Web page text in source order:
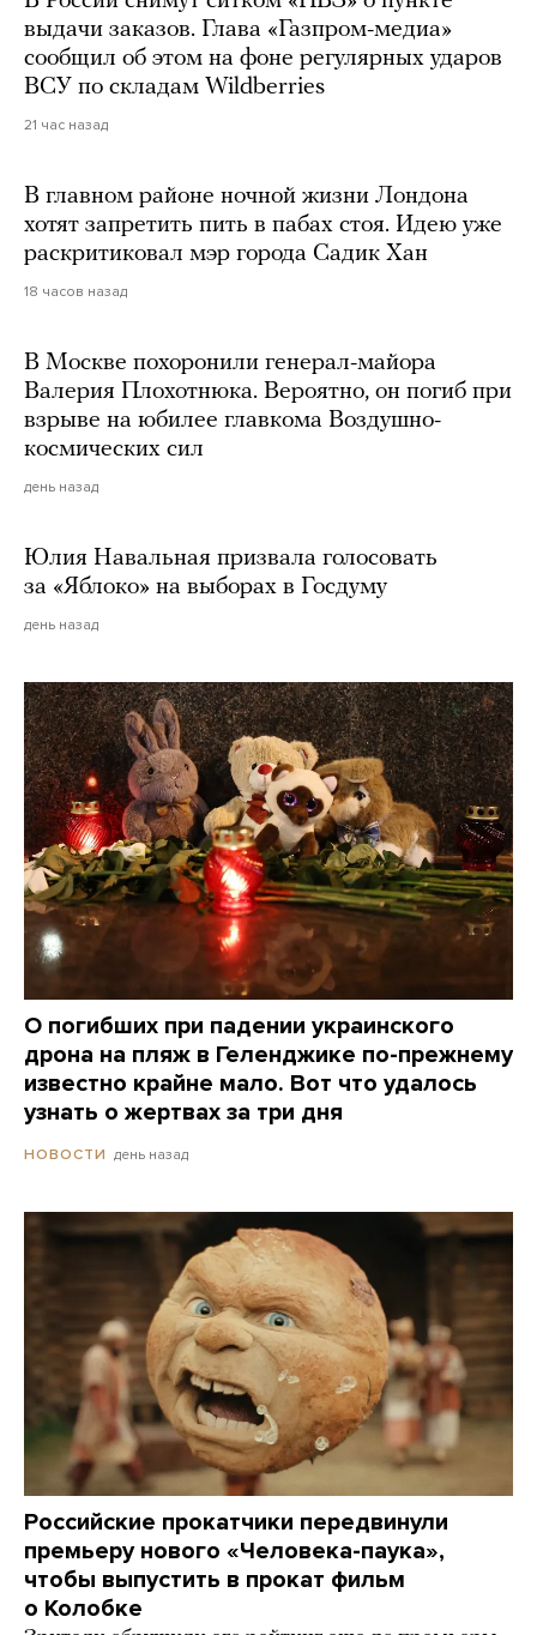
выдачи заказов. Глава «Газпром-медиа»
сообщил об этом на фоне регулярных ударов
ВСУ по складам Wildberries
21 час назад
В главном районе ночной жизни Лондона
хотят запретить пить в пабах стоя. Идею уже
раскритиковал мэр города Садик Хан
18 часов назад
В Москве похоронили генерал-майора
Валерия Плохотнюка. Вероятно, он погиб при
взрыве на юбилее главкома Воздушно-
космических сил
день назад
Юлия Навальная призвала голосовать
за «Яблоко» на выборах в Госдуму
день назад
О погибших при падении украинского
дрона на пляж в Геленджике по-прежнему
известно крайне мало. Вот что удалось
узнать о жертвах за три дня
НОВОСТИ день назад
Российские прокатчики передвинули
премьеру нового «Человека-паука»,
чтобы выпустить в прокат фильм
о Колобке